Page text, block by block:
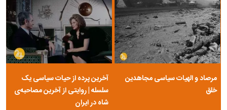
مرصاد و الهیات سیاسی مجاهدین
خلق
آخرین پرده از حیات سیاسی یک
سلسله | روایتی از آخرین مصاحبه‌ی
شاه در ایران